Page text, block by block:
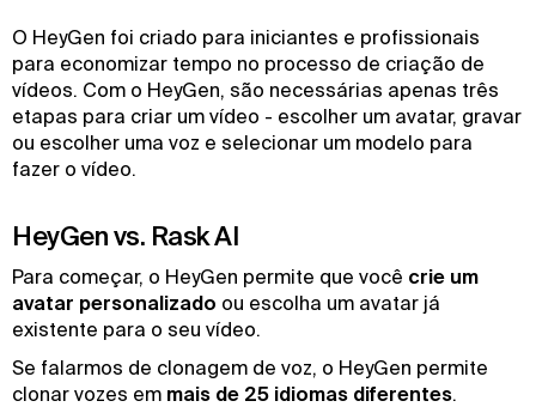
O HeyGen foi criado para iniciantes e profissionais
para economizar tempo no processo de criação de
vídeos. Com o HeyGen, são necessárias apenas três
etapas para criar um vídeo - escolher um avatar, gravar
ou escolher uma voz e selecionar um modelo para
fazer o vídeo.
HeyGen vs. Rask AI
Para começar, o HeyGen permite que você crie um
avatar personalizado ou escolha um avatar já
existente para o seu vídeo.
Se falarmos de clonagem de voz, o HeyGen permite
clonar vozes em mais de 25 idiomas diferentes.